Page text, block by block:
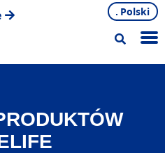
Polski